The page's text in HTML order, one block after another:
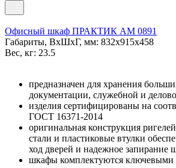
Офисный шкаф ПРАКТИК AM 0891
Габариты, ВxШxГ, мм: 832x915x458
Вес, кг: 23.5
предназначен для хранения
документации, служебной и
изделия сертифицированы на
ГОСТ 16371-2014
оригинальная конструкция
стали и пластиковые втулки
ход дверей и надежное запирание
шкафы комплектуются ключевыми